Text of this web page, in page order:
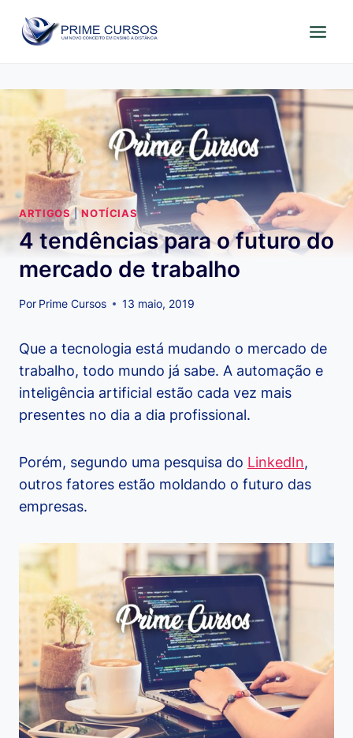
para
ARTIGOS|NOTÍCIAS
4 tendências para o futuro do
mercado de trabalho
Por Prime Cursos 13 maio, 2019
Que a tecnologia está mudando o mercado de
trabalho, todo mundo já sabe. A automação e
inteligência artificial estão cada vez mais
presentes no dia a dia profissional.
Porém, segundo uma pesquisa do LinkedIn,
outros fatores estão moldando o futuro das
empresas.